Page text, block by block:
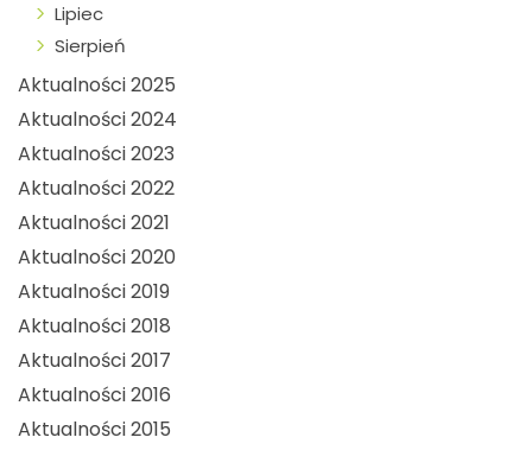
Lipiec
Sierpień
Aktualności 2025
Aktualności 2024
Aktualności 2023
Aktualności 2022
Aktualności 2021
Aktualności 2020
Aktualności 2019
Aktualności 2018
Aktualności 2017
Aktualności 2016
Aktualności 2015